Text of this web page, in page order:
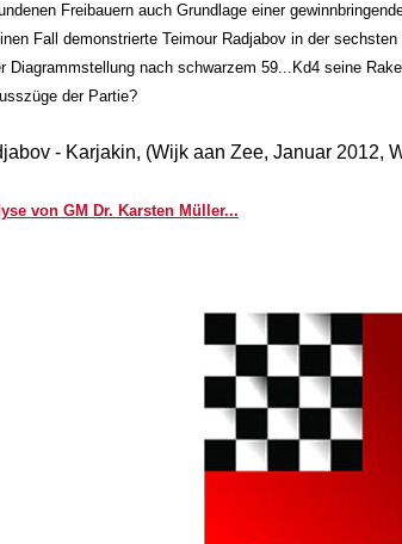
Freibauern auch Grundlage einer
Fall demonstrierte Teimour Radjabov in der
Diagrammstellung nach schwarzem 59...Kd4 seine
der Partie?
- Karjakin, (Wijk aan Zee, Januar 2012,
von GM Dr. Karsten Müller...